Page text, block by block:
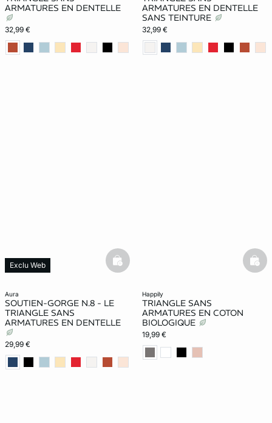
ARMATURES EN DENTELLE
32,99 €
ARMATURES EN DENTELLE
SANS TEINTURE
32,99 €
aura
SOUTIEN-GORGE N.8 - LE
TRIANGLE SANS
ARMATURES EN DENTELLE
29,99 €
Exclu Web basketfull
happily
TRIANGLE SANS
ARMATURES EN COTON
BIOLOGIQUE
19,99 €